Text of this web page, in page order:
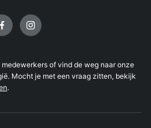
of vind de weg naar onze
Mocht je met een vraag zitten, bekijk
.